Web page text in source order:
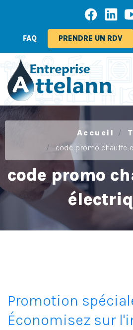
FAQ PRENDRE UN RDV
Accueil
code promo chauffe-
code promo
Promotion
Économisez sur